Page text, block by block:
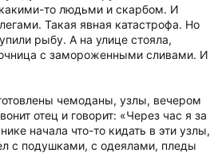
то людьми и скарбом. И
Такая явная катастрофа. Но
рыбу. А на улице стояла,
с замороженными сливами. И
чемоданы, узлы, вечером
отец и говорит: «Через час я за
начала что-то кидать в эти узлы,
с подушками, с одеялами, пледы